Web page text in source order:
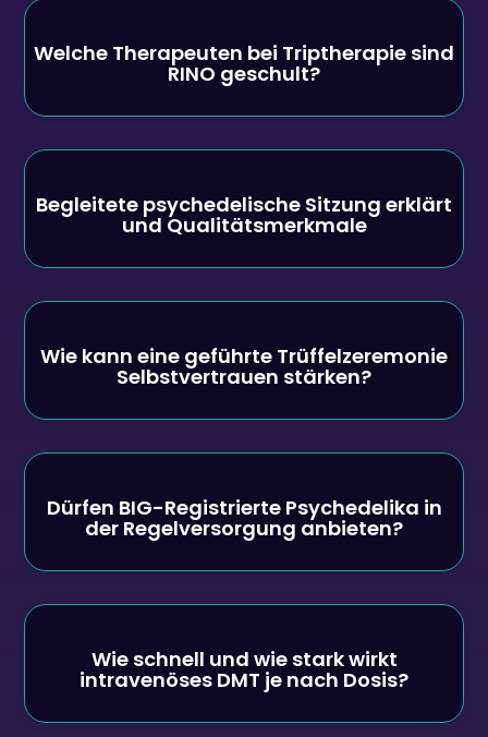
Welche Therapeuten bei Triptherapie sind
RINO geschult?
Begleitete psychedelische Sitzung erklärt
und Qualitätsmerkmale
Wie kann eine geführte Trüffelzeremonie
Selbstvertrauen stärken?
Dürfen BIG-Registrierte Psychedelika in
der Regelversorgung anbieten?
Wie schnell und wie stark wirkt
intravenöses DMT je nach Dosis?